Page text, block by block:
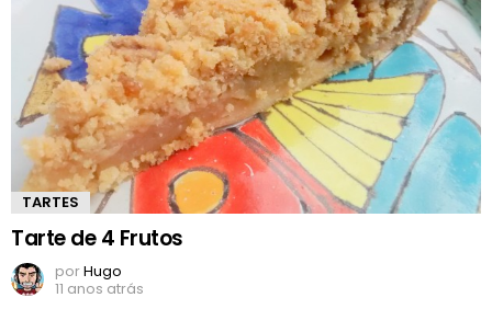
TARTES
Tarte de 4 Frutos
porHugo
11 anos atrás